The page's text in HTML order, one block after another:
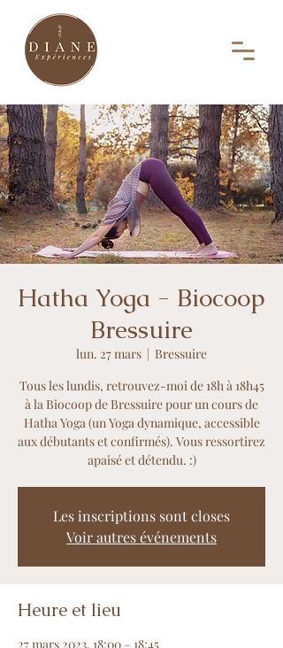
Hatha Yoga - Biocoop
Bressuire
lun. 27 mars
  |
Bressuire
Tous les lundis, retrouvez-moi de 18h à 18h45
à la Biocoop de Bressuire pour un cours de
Hatha Yoga (un Yoga dynamique, accessible
aux débutants et confirmés). Vous ressortirez
apaisé et détendu. :)
Les inscriptions sont closes
Voir autres événements
Heure et lieu
27 mars 2023, 18:00 – 18:45